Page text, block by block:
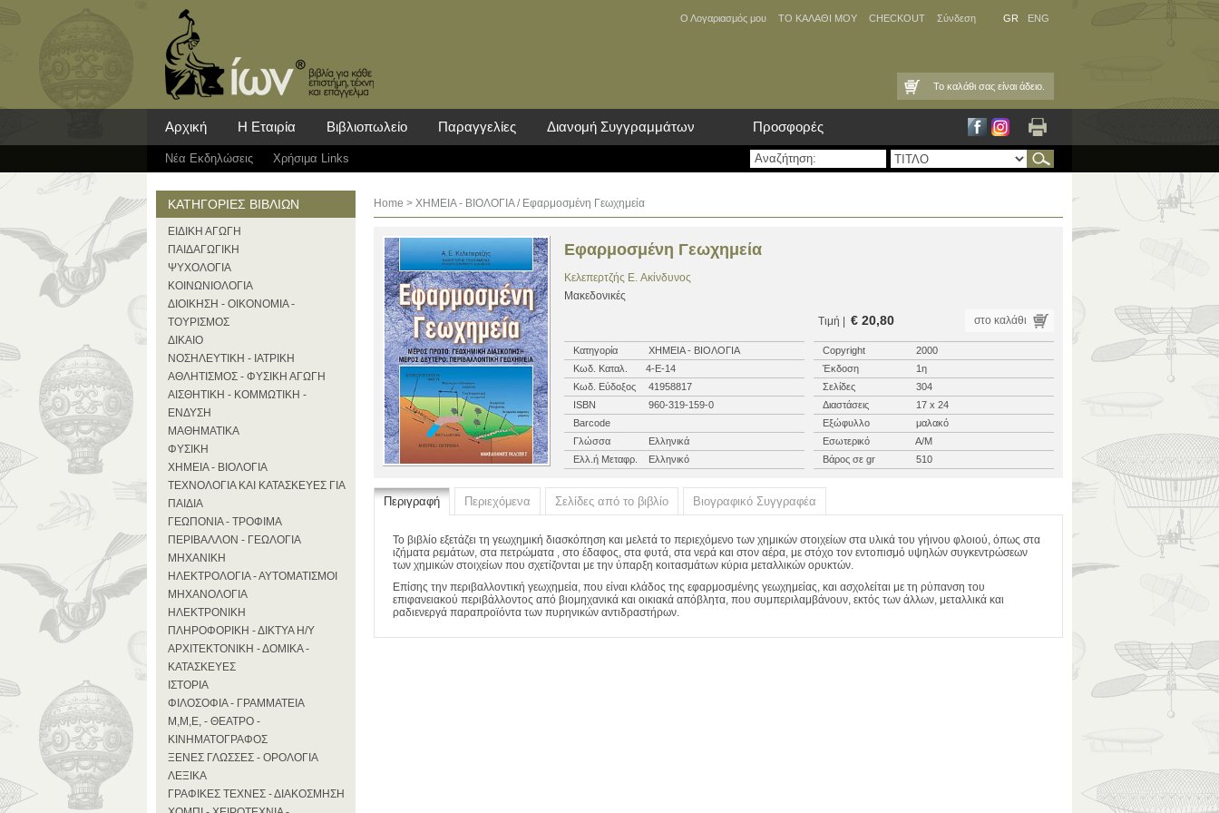
Ο Λογαριασμός μου ΤΟ ΚΑΛΑΘΙ ΜΟΥ CHECKOUT Σύνδεση GR ENG
Το καλάθι σας είναι άδειο.
Αρχική Η Εταιρία Βιβλιοπωλείο Παραγγελίες Διανομή Συγγραμμάτων Προσφορές
Νέα Eκδηλώσεις Χρήσιμα Links
ΚΑΤΗΓΟΡΙΕΣ ΒΙΒΛΙΩΝ
ΕΙΔΙΚΗ ΑΓΩΓΗ
ΠΑΙΔΑΓΩΓΙΚΗ
ΨΥΧΟΛΟΓΙΑ
ΚΟΙΝΩΝΙΟΛΟΓΙΑ
ΔΙΟΙΚΗΣΗ - ΟΙΚΟΝΟΜΙΑ -
ΤΟΥΡΙΣΜΟΣ
ΔΙΚΑΙΟ
ΝΟΣΗΛΕΥΤΙΚΗ - ΙΑΤΡΙΚΗ
ΑΘΛΗΤΙΣΜΟΣ - ΦΥΣΙΚΗ ΑΓΩΓΗ
ΑΙΣΘΗΤΙΚΗ - ΚΟΜΜΩΤΙΚΗ -
ΕΝΔΥΣΗ
ΜΑΘΗΜΑΤΙΚΑ
ΦΥΣΙΚΗ
ΧΗΜΕΙΑ - ΒΙΟΛΟΓΙΑ
ΤΕΧΝΟΛΟΓΙΑ ΚΑΙ ΚΑΤΑΣΚΕΥΕΣ ΓΙΑ
ΠΑΙΔΙΑ
ΓΕΩΠΟΝΙΑ - ΤΡΟΦΙΜΑ
ΠΕΡΙΒΑΛΛΟΝ - ΓΕΩΛΟΓΙΑ
ΜΗΧΑΝΙΚΗ
ΗΛΕΚΤΡΟΛΟΓΙΑ - ΑΥΤΟΜΑΤΙΣΜΟΙ
ΜΗΧΑΝΟΛΟΓΙΑ
ΗΛΕΚΤΡΟΝΙΚΗ
ΠΛΗΡΟΦΟΡΙΚΗ - ΔΙΚΤΥΑ Η/Υ
ΑΡΧΙΤΕΚΤΟΝΙΚΗ - ΔΟΜΙΚΑ -
ΚΑΤΑΣΚΕΥΕΣ
ΙΣΤΟΡΙΑ
ΦΙΛΟΣΟΦΙΑ - ΓΡΑΜΜΑΤΕΙΑ
Μ,Μ,Ε, - ΘΕΑΤΡΟ -
ΚΙΝΗΜΑΤΟΓΡΑΦΟΣ
ΞΕΝΕΣ ΓΛΩΣΣΕΣ - ΟΡΟΛΟΓΙΑ
ΛΕΞΙΚΑ
ΓΡΑΦΙΚΕΣ ΤΕΧΝΕΣ - ΔΙΑΚΟΣΜΗΣΗ
Home > ΧΗΜΕΙΑ - ΒΙΟΛΟΓΙΑ/ Εφαρμοσμένη Γεωχημεία
Εφαρμοσμένη Γεωχημεία
Κελεπερτζής E. Ακίνδυνος
Μακεδονικές
Τιμή |
€ 20,80 στο καλάθι
Κατηγορία ΧΗΜΕΙΑ - ΒΙΟΛΟΓΙΑ Copyright
2000
Κωδ. Καταλ.
4-Ε-14 Έκδοση
1η
Κωδ. Εύδοξος
41958817 Σελίδες
304
ISBN
960-319-159-0 Διαστάσεις
17 x 24
Barcode
Εξώφυλλο
μαλακό
Γλώσσα
Ελληνικά Εσωτερικό
Α/Μ
Ελλ.ή Μεταφρ.
Ελληνικό Βάρος σε gr 510
Περιγραφή Περιεχόμενα Σελίδες από το βιβλίο Βιογραφικό Συγγραφέα
Το βιβλίο εξετάζει τη γεωχημική διασκόπηση και μελετά το περιεχόμενο των χημικών στοιχείων στα υλικά του γήινου φλοιού, όπως στα
ιζήματα ρεμάτων, στα πετρώματα , στο έδαφος, στα φυτά, στα νερά και στον αέρα, με στόχο τον εντοπισμό υψηλών συγκεντρώσεων
των χημικών στοιχείων που σχετίζονται με την ύπαρξη κοιτασμάτων κύρια μεταλλικών ορυκτών.
Επίσης την περιβαλλοντική γεωχημεία, που είναι κλάδος της εφαρμοσμένης γεωχημείας, και ασχολείται με τη ρύπανση του
επιφανειακού περιβάλλοντος από βιομηχανικά και οικιακά απόβλητα, που συμπεριλαμβάνουν, εκτός των άλλων, μεταλλικά και
ραδιενεργά παραπροϊόντα των πυρηνικών αντιδραστήρων.